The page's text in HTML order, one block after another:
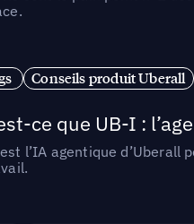
Conseils produit Uberall
ce que UB-I :
l’IA agentique